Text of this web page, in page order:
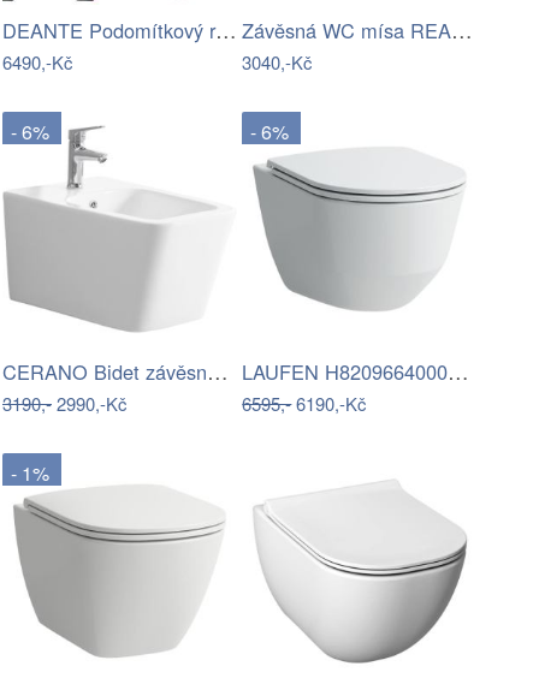
DEANTE Podomítkový rám, pro závěsné WC…
6490,-Kč
Závěsná WC mísa REA Carter bílá
3040,-Kč
- 6%
CERANO Bidet závěsný Forte - bílá…
3190,-2990,-Kč
- 6%
LAUFEN H8209664000001 - Závěsné WC PRO…
6595,-6190,-Kč
- 1%